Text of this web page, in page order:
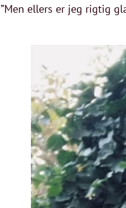
”Men ellers er jeg rigtig